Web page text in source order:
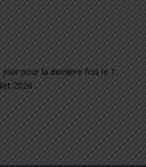
pour la dernière fois le 1
2026